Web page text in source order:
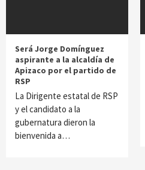
Será Jorge Domínguez
aspirante a la alcaldía de
Apizaco por el partido de
RSP
La Dirigente estatal de RSP
y el candidato a la
gubernatura dieron la
bienvenida a…